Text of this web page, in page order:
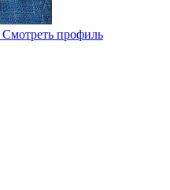
Смотреть профиль